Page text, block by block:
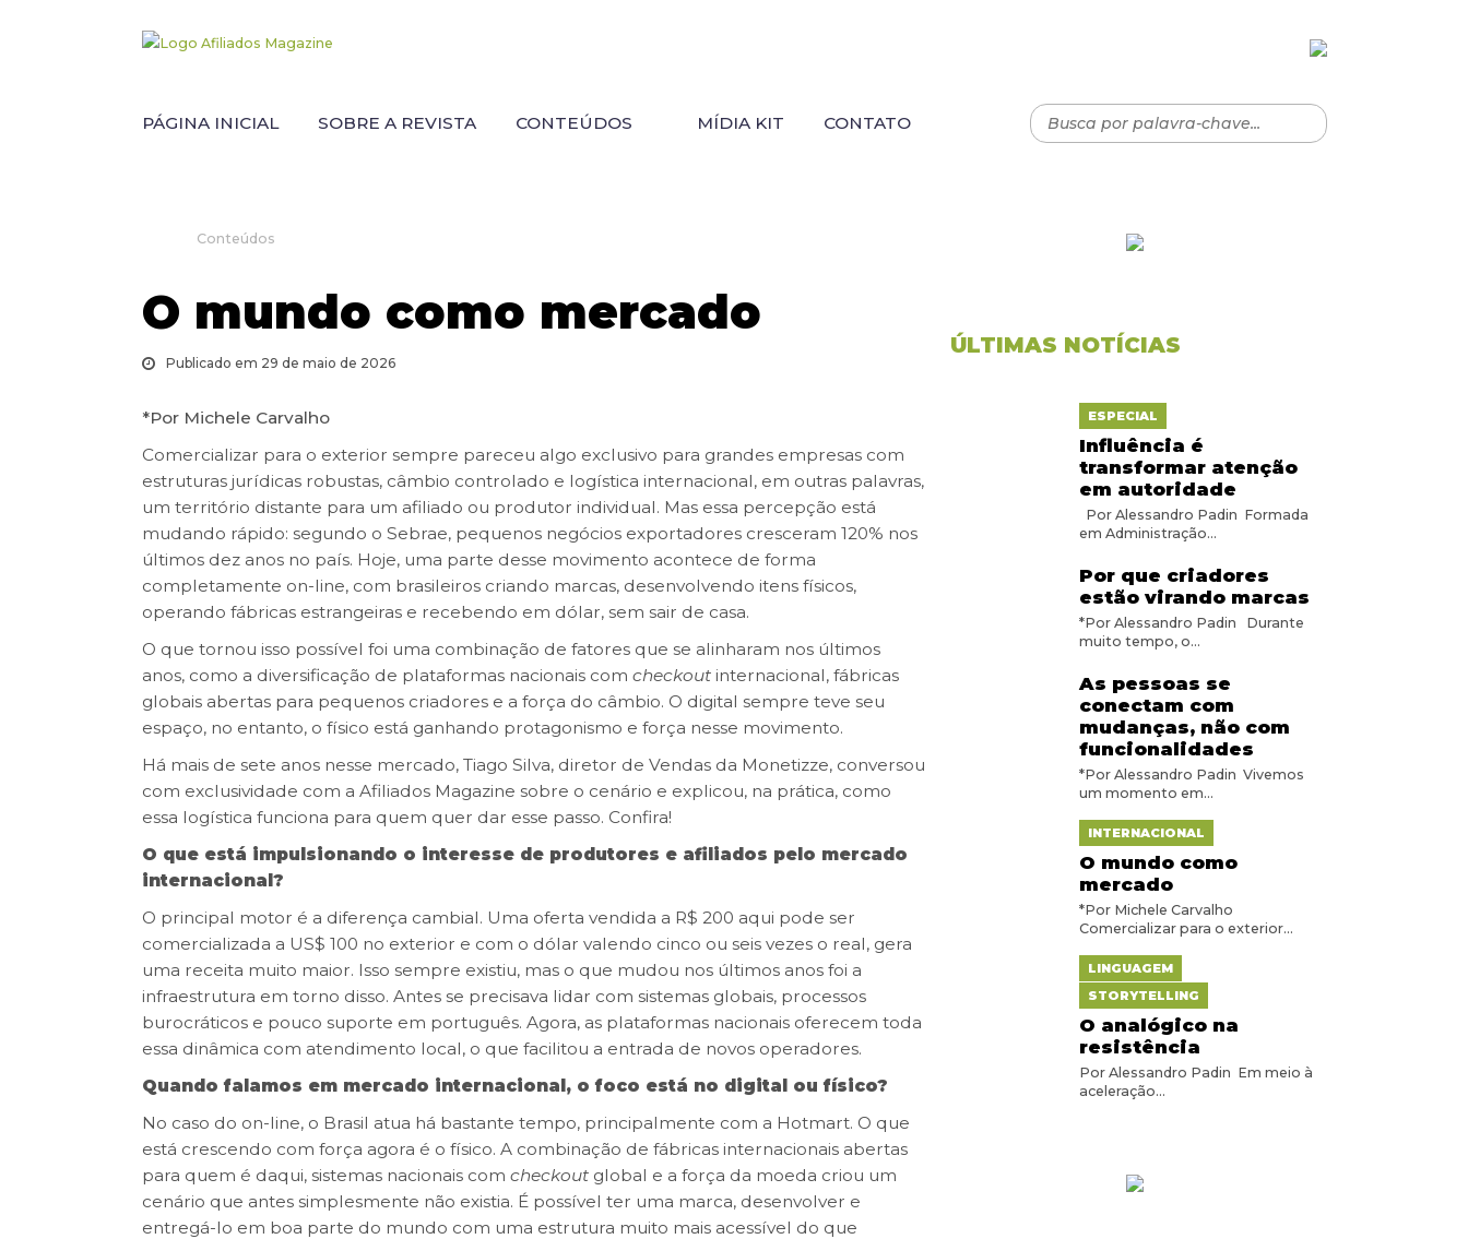
PÁGINA INICIAL SOBRE A REVISTA CONTEÚDOS MÍDIA KIT CONTATO
Conteúdos
O mundo como mercado
Publicado em 29 de maio de 2026
*Por Michele Carvalho
Comercializar para o exterior sempre pareceu algo exclusivo para grandes empresas com
estruturas jurídicas robustas, câmbio controlado e logística internacional, em outras palavras,
um território distante para um afiliado ou produtor individual. Mas essa percepção está
mudando rápido: segundo o Sebrae, pequenos negócios exportadores cresceram 120% nos
últimos dez anos no país. Hoje, uma parte desse movimento acontece de forma
completamente on-line, com brasileiros criando marcas, desenvolvendo itens físicos,
operando fábricas estrangeiras e recebendo em dólar, sem sair de casa.
O que tornou isso possível foi uma combinação de fatores que se alinharam nos últimos
anos, como a diversificação de plataformas nacionais com checkoutinternacional, fábricas
globais abertas para pequenos criadores e a força do câmbio. O digital sempre teve seu
espaço, no entanto, o físico está ganhando protagonismo e força nesse movimento.
Há mais de sete anos nesse mercado, Tiago Silva, diretor de Vendas da Monetizze, conversou
com exclusividade com a Afiliados Magazine sobre o cenário e explicou, na prática, como
essa logística funciona para quem quer dar esse passo. Confira!
O que está impulsionando o interesse de produtores e afiliados pelo mercado
internacional?
O principal motor é a diferença cambial. Uma oferta vendida a R$ 200 aqui pode ser
comercializada a US$ 100 no exterior e com o dólar valendo cinco ou seis vezes o real, gera
uma receita muito maior. Isso sempre existiu, mas o que mudou nos últimos anos foi a
infraestrutura em torno disso. Antes se precisava lidar com sistemas globais, processos
burocráticos e pouco suporte em português. Agora, as plataformas nacionais oferecem toda
essa dinâmica com atendimento local, o que facilitou a entrada de novos operadores.
Quando falamos em mercado internacional, o foco está no digital ou físico?
No caso do on-line, o Brasil atua há bastante tempo, principalmente com a Hotmart. O que
está crescendo com força agora é o físico. A combinação de fábricas internacionais abertas
para quem é daqui, sistemas nacionais com checkoutglobal e a força da moeda criou um
cenário que antes simplesmente não existia. É possível ter uma marca, desenvolver e
entregá-lo em boa parte do mundo com uma estrutura muito mais acessível do que
ÚLTIMAS NOTÍCIAS
ESPECIAL
Influência é
transformar atenção
em autoridade
Por Alessandro Padin Formada
em Administração...
Por que criadores
estão virando marcas
*Por Alessandro Padin Durante
muito tempo, o...
As pessoas se
conectam com
mudanças, não com
funcionalidades
*Por Alessandro Padin Vivemos
um momento em...
INTERNACIONAL
O mundo como
mercado
*Por Michele Carvalho
Comercializar para o exterior...
LINGUAGEM
STORYTELLING
O analógico na
resistência
Por Alessandro Padin Em meio à
aceleração...